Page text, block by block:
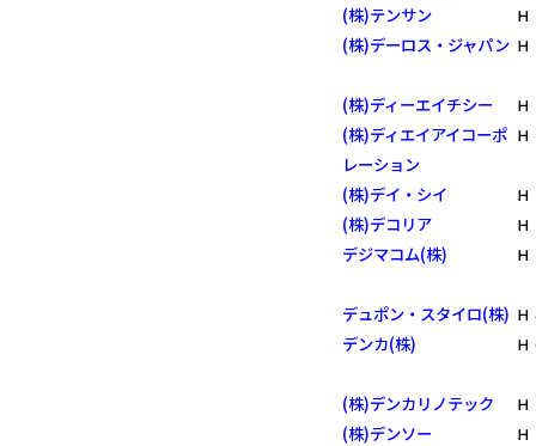
(株)テンサン Ｈ
(株)デーロス・ジャパン Ｈ
(株)ディーエイチシー Ｈ
(株)ディエイアイコーポ
レーション
Ｈ
(株)デイ・シイ Ｈ
(株)デコリア Ｈ
デジマコム(株) Ｈ
デュポン・スタイロ(株) Ｈ
デンカ(株) Ｈ
(株)デンカリノテック Ｈ
(株)デンソー Ｈ